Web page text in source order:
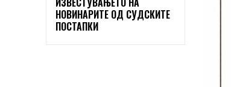
НОВИНАРИТЕ ОД СУДСКИТЕ
ПОСТАПКИ